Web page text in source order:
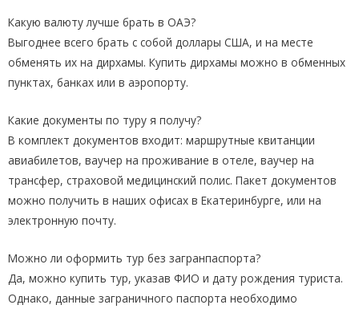
Какую валюту лучше брать в ОАЭ?
Выгоднее всего брать с собой доллары США, и на месте
обменять их на дирхамы. Купить дирхамы можно в обменных
пунктах, банках или в аэропорту.
Какие документы по туру я получу?
В комплект документов входит: маршрутные квитанции
авиабилетов, ваучер на проживание в отеле, ваучер на
трансфер, страховой медицинский полис. Пакет документов
можно получить в наших офисах в Екатеринбурге, или на
электронную почту.
Можно ли оформить тур без загранпаспорта?
Да, можно купить тур, указав ФИО и дату рождения туриста.
Однако, данные заграничного паспорта необходимо